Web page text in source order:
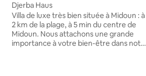
Djerba Haus
Villa de luxe très bien située à Midoun : à
2 km de la plage, à 5 min du centre de
Midoun. Nous attachons une grande
importance à votre bien-être dans notre